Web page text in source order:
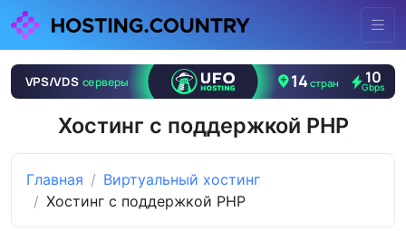
Хостинг с поддержкой PHP
Главная
Виртуальный хостинг
Хостинг с поддержкой PHP